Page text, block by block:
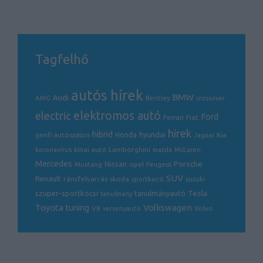
Tagfelhő
AMG Audi autós hírek Bentley BMW crossover
electric elektromos autó Ferrari Fiat Ford
genfi autószalon hibrid Honda hyundai hírek Jaguar Kia
koronavírus kínai autó Lamborghini mazda McLaren
Mercedes Mustang Nissan opel Peugeot Porsche
Renault ráncfelvarrás skoda sportkocsi SUV suzuki
szuper-sportkocsi tanulmány tanulmányautó Tesla
Toyota tuning V8 versenyautó Volkswagen Volvo